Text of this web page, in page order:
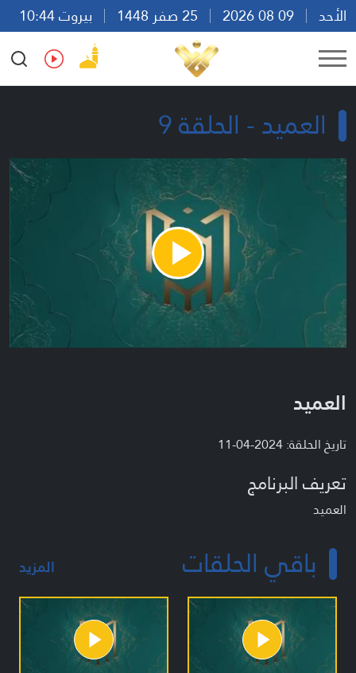
الأحد
بيروت 10:44
Ar
En Fr Es
العميد - الحلقة 9
Play
Video
العميد
تاريخ الحلقة: 2024-04-11
تعريف البرنامج
العميد
باقي الحلقات المزيد